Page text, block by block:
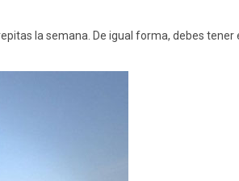
la semana. De igual forma, debes tener